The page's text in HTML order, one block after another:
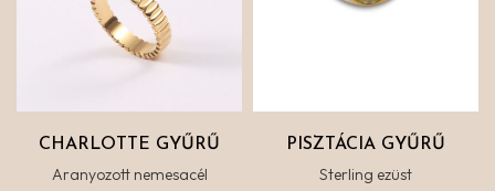
CHARLOTTE GYŰRŰ
Aranyozott nemesacél
PISZTÁCIA GYŰRŰ
Sterling ezüst